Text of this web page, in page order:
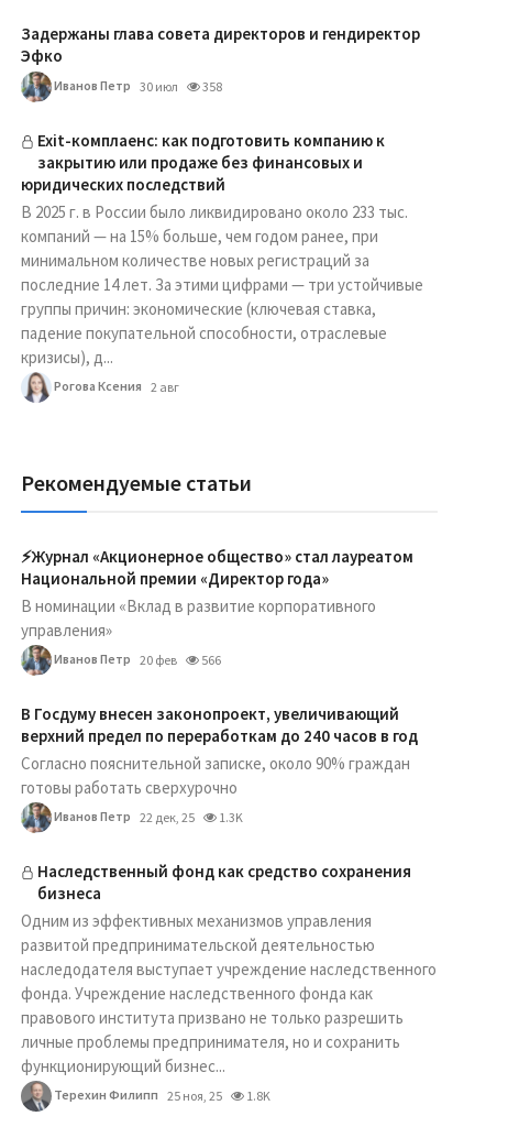
Задержаны глава совета директоров и гендиректор
Эфко
Иванов Петр 30 июл 358
Exit-комплаенс: как подготовить компанию к
закрытию или продаже без финансовых и
юридических последствий
В 2025 г. в России было ликвидировано около 233 тыс.
компаний — на 15% больше, чем годом ранее, при
минимальном количестве новых регистраций за
последние 14 лет. За этими цифрами — три устойчивые
группы причин: экономические (ключевая ставка,
падение покупательной способности, отраслевые
кризисы), д...
Рогова Ксения 2 авг
Рекомендуемые статьи
⚡️Журнал «Акционерное общество» стал лауреатом
Национальной премии «Директор года»
В номинации «Вклад в развитие корпоративного
управления»
Иванов Петр 20 фев 566
В Госдуму внесен законопроект, увеличивающий
верхний предел по переработкам до 240 часов в год
Согласно пояснительной записке, около 90% граждан
готовы работать сверхурочно
Иванов Петр 22 дек, 25 1.3K
Наследственный фонд как средство сохранения
бизнеса
Одним из эффективных механизмов управления
развитой предпринимательской деятельностью
наследодателя выступает учреждение наследственного
фонда. Учреждение наследственного фонда как
правового института призвано не только разрешить
личные проблемы предпринимателя, но и сохранить
функционирующий бизнес...
Терехин Филипп 25 ноя, 25 1.8K